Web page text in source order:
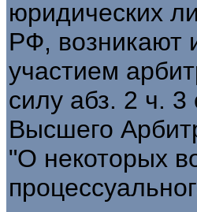
юридических
РФ, возникают
участием
силу абз. 2 ч.
Высшего
"О некоторых